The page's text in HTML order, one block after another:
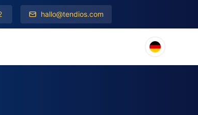
hallo@tendios.com